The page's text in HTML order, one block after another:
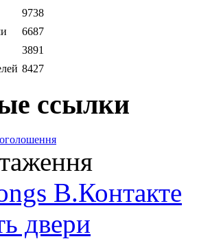
9738
6687
3891
8427
ссылки
В.Контакте
двери